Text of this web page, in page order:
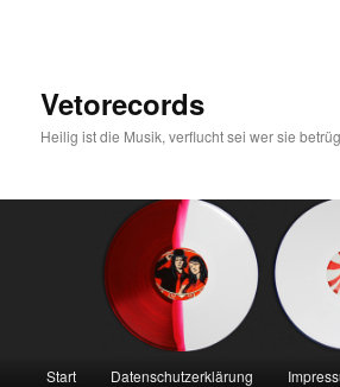
Vetorecords
Heilig ist die Musik, verflucht sei wer sie
Start Datenschutzerklärung